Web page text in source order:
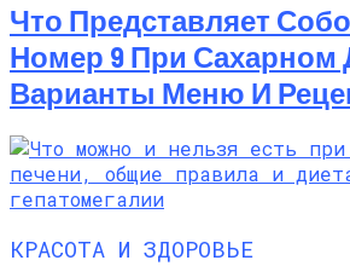
Что Представляет
Номер 9 При Сахарном
Варианты Меню И
КРАСОТА И ЗДОРОВЬЕ